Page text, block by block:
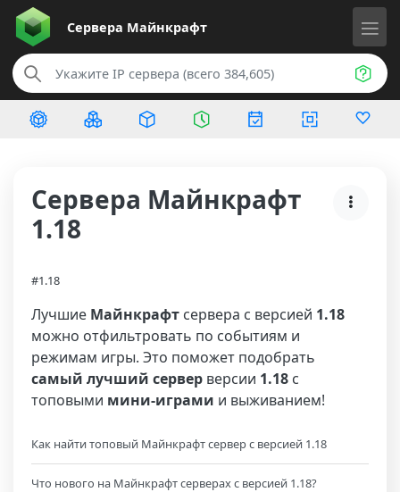
Сервера Майнкрафт
Сервера Майнкрафт
1.18
#1.18
Лучшие Майнкрафт сервера с версией 1.18
можно отфильтровать по событиям и
режимам игры. Это поможет подобрать
самый лучший сервер версии 1.18 с
топовыми мини-играми и выживанием!
Как найти топовый Майнкрафт сервер с версией 1.18
Что нового на Майнкрафт серверах с версией 1.18?